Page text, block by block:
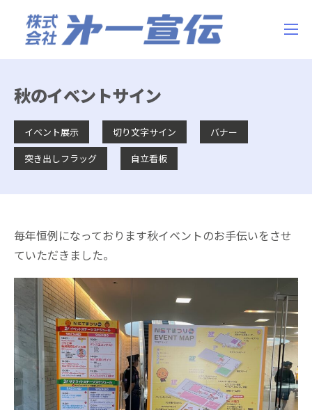
秋のイベントサイン
イベント展示 切り文字サイン
バナー
突き出しフラッグ
自立看板
毎年恒例になっております秋イベントのお手伝いをさせ
ていただきました。